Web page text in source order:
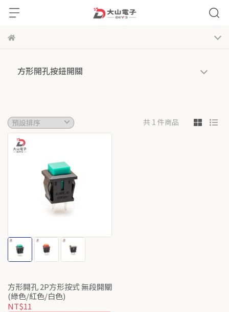
方形開孔按鈕開關
共 1 件商品
方形開孔 2P方形按式 無段開關
(綠色/紅色/白色)
NT$11